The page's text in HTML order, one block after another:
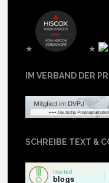
★ ★
IM VERBAND DER
SCHREIBE TEXT &